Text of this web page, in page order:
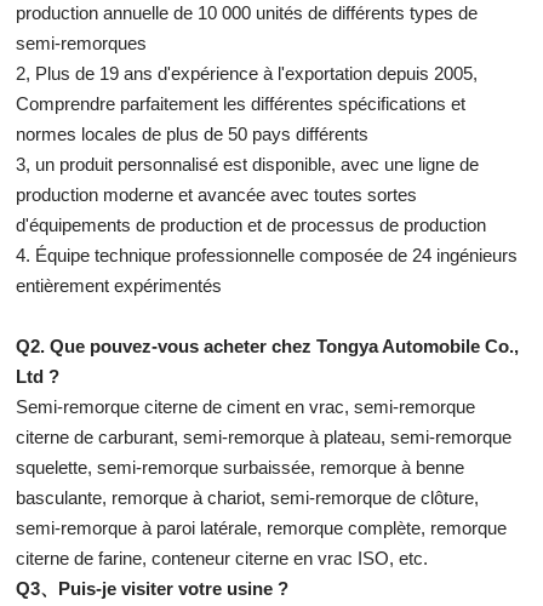
production annuelle de 10 000 unités de différents types de
semi-remorques
2, Plus de 19 ans d'expérience à l'exportation depuis 2005,
Comprendre parfaitement les différentes spécifications et
normes locales de plus de 50 pays différents
3, un produit personnalisé est disponible, avec une ligne de
production moderne et avancée avec toutes sortes
d'équipements de production et de processus de production
4. Équipe technique professionnelle composée de 24 ingénieurs
entièrement expérimentés
Q2. Que pouvez-vous acheter chez Tongya Automobile Co.,
Ltd ?
Semi-remorque citerne de ciment en vrac, semi-remorque
citerne de carburant, semi-remorque à plateau, semi-remorque
squelette, semi-remorque surbaissée, remorque à benne
basculante, remorque à chariot, semi-remorque de clôture,
semi-remorque à paroi latérale, remorque complète, remorque
citerne de farine, conteneur citerne en vrac ISO, etc.
Q3、Puis-je visiter votre usine ?